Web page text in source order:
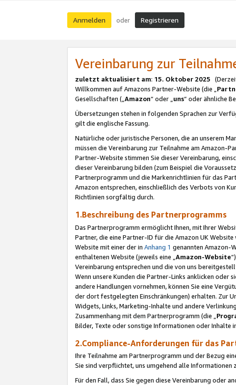
Anmelden oder Registrieren
Vereinbarung zur
zuletzt aktualisiert am: 15. Oktober 2025
Willkommen auf Amazons Partner-Website (die „
Gesellschaften („Amazon“ oder „uns“ oder ähnliche
Übersetzungen stehen in folgenden Sprachen zur
gilt die englische Fassung.
Natürliche oder juristische Personen, die an unserem
müssen die Vereinbarung zur Teilnahme am Amazon-
Partner-Website stimmen Sie dieser Vereinbarung,
dieser Vereinbarung bilden (zum Beispiel die
Partnerprogramm und die Markenrichtlinien für das
Amazon entsprechen, einschließlich des Verbots von
Richtlinien sorgfältig durch.
1.Beschreibung des Partnerprogramms
Das Partnerprogramm ermöglicht Ihnen, mit Ihrer
Partner, die eine Partner-ID für die Amazon UK
Website mit einer der in Anhang 1 genannten Amazon-
enthaltenen Website (jeweils eine „ Amazon-Website
Vereinbarung entsprechen und die von uns
Wenn unsere Kunden die Partner-Links anklicken oder
andere Handlungen vornehmen, können Sie eine
der dort festgelegten Einschränkungen) erhalten. Zur
Widgets, Links, Marketing-Inhalte und andere
Zusammenhang mit dem Partnerprogramm (die „
Bilder, Texte oder sonstige Informationen oder Inhalte
2.Compliance-Anforderungen für das
Ihre Teilnahme am Partnerprogramm und der Bezug
Sie sind verpflichtet, uns umgehend alle Informationen
Für den Fall, dass Sie gegen diese Vereinbarung oder